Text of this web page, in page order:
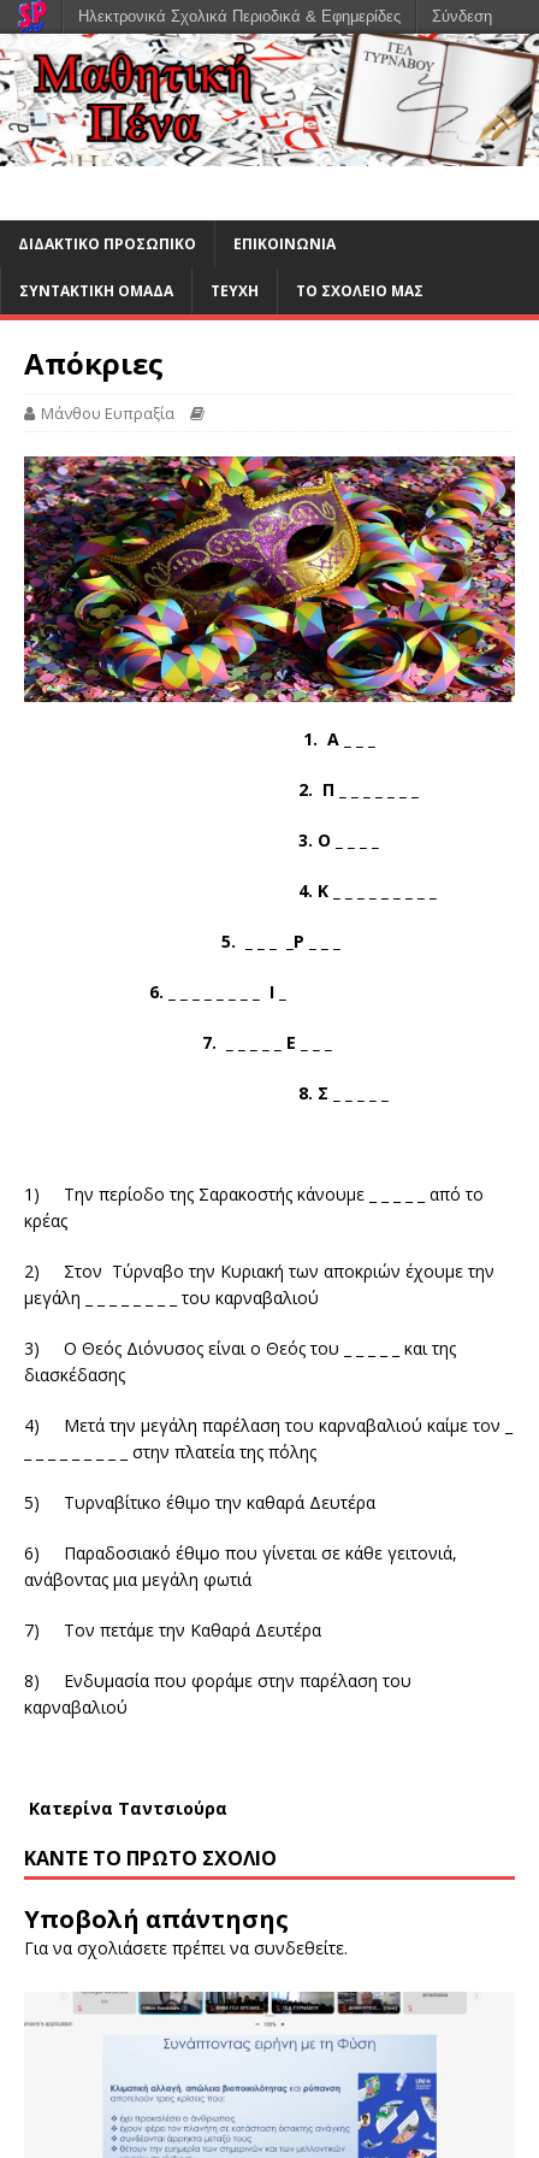
ΔΙΔΑΚΤΙΚΟ ΠΡΟΣΩΠΙΚΟ ΕΠΙΚΟΙΝΩΝΙΑ
ΣΥΝΤΑΚΤΙΚΗ ΟΜΑΔΑ ΤΕΥΧΗ ΤΟ ΣΧΟΛΕΙΟ ΜΑΣ
Απόκριες
Μάνθου Ευπραξία
1. Α _ _ _
2. Π _ _ _ _ _ _ _
3. Ο _ _ _ _
4. Κ _ _ _ _ _ _ _ _ _
5. _ _ _ _Ρ _ _ _
6. _ _ _ _ _ _ _ _ Ι _
7. _ _ _ _ _ Ε _ _ _
8. Σ _ _ _ _ _
1) Την περίοδο της Σαρακοστής κάνουμε _ _ _ _ _ από το
κρέας
2) Στον Τύρναβο την Κυριακή των αποκριών έχουμε την
μεγάλη _ _ _ _ _ _ _ _ του καρναβαλιού
3) Ο Θεός Διόνυσος είναι ο Θεός του _ _ _ _ _ και της
διασκέδασης
4) Μετά την μεγάλη παρέλαση του καρναβαλιού καίμε τον _
_ _ _ _ _ _ _ _ _ στην πλατεία της πόλης
5) Τυρναβίτικο έθιμο την καθαρά Δευτέρα
6) Παραδοσιακό έθιμο που γίνεται σε κάθε γειτονιά,
ανάβοντας μια μεγάλη φωτιά
7) Τον πετάμε την Καθαρά Δευτέρα
8) Ενδυμασία που φοράμε στην παρέλαση του
καρναβαλιού
Κατερίνα Ταντσιούρα
ΚΆΝΤΕ ΤΟ ΠΡΏΤΟ ΣΧΌΛΙΟ
Υποβολή απάντησης
Για να σχολιάσετε πρέπει να συνδεθείτε.
Ηλεκτρονικά Σχολικά Περιοδικά & Εφημερίδες Σύνδεση